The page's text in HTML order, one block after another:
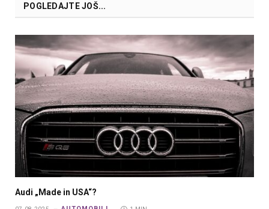
POGLEDAJTE JOŠ...
Audi „Made in USA“?